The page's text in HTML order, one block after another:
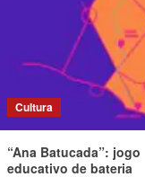
Cultura
“Ana Batucada”: jogo
educativo de bateria